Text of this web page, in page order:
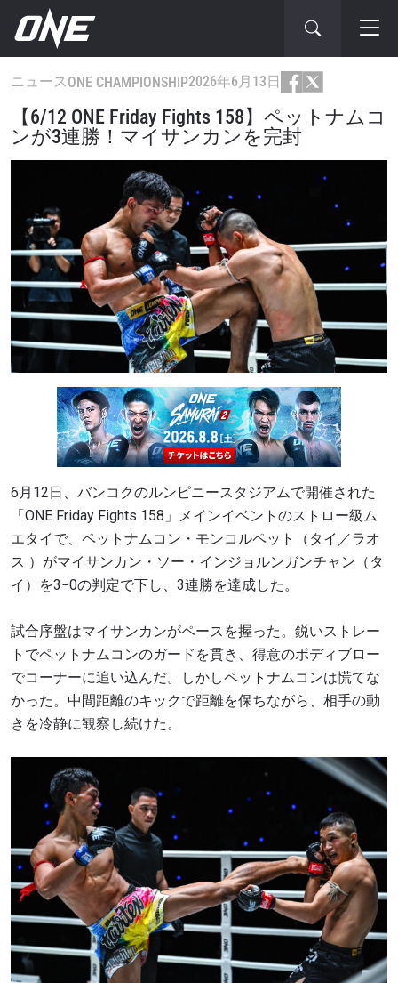
ニュース ONE CHAMPIONSHIP2026年6月13日
【6/12 ONE Friday Fights 158】ペットナムコ
ンが3連勝！マイサンカンを完封
6月12日、バンコクのルンピニースタジアムで開催された
「ONE Friday Fights 158」メインイベントのストロー級ム
エタイで、ペットナムコン・モンコルペット（タイ／ラオ
ス ）がマイサンカン・ソー・インジョルンガンチャン（タ
イ）を3−0の判定で下し、3連勝を達成した。
試合序盤はマイサンカンがペースを握った。鋭いストレー
トでペットナムコンのガードを貫き、得意のボディブロー
でコーナーに追い込んだ。しかしペットナムコンは慌てな
かった。中間距離のキックで距離を保ちながら、相手の動
きを冷静に観察し続けた。